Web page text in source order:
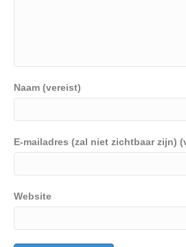
Naam (vereist)
E-mailadres (zal niet zichtbaar zijn)
Website